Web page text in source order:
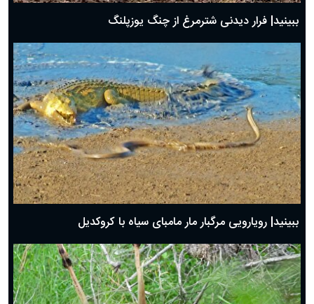
ببینید| فرار دیدنی شترمرغ از چنگ یوزپلنگ
ببینید| رویارویی مرگبار مار مامبای سیاه با کروکدیل